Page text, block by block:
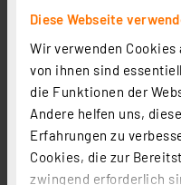
Diese Webseite
Wir verwenden
von ihnen sind
die Funktionen der
Andere helfen uns,
Erfahrungen zu
Cookies, die zur
zwingend erforderlich
Produktdatenblatt